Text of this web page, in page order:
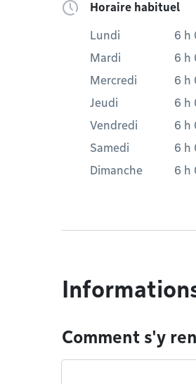
Horaire habituel
Lundi 6 h
Mardi
6 h
Mercredi
6 h
Jeudi
6 h
Vendredi
6 h
Samedi
6 h
Dimanche
6 h
Comment s'y